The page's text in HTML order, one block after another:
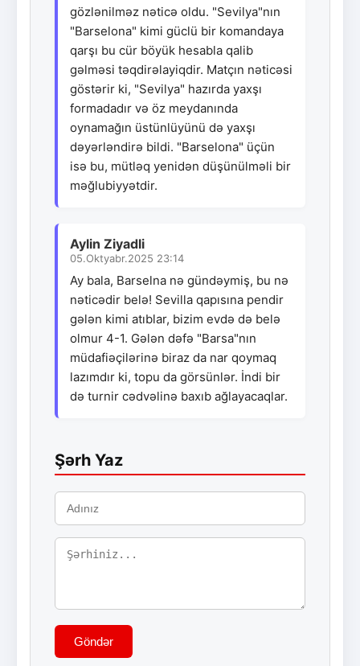
gözlənilməz nəticə oldu. "Sevilya"nın
"Barselona" kimi güclü bir komandaya
qarşı bu cür böyük hesabla qalib
gəlməsi təqdirəlayiqdir. Matçın nəticəsi
göstərir ki, "Sevilya" hazırda yaxşı
formadadır və öz meydanında
oynamağın üstünlüyünü də yaxşı
dəyərləndirə bildi. "Barselona" üçün
isə bu, mütləq yenidən düşünülməli bir
məğlubiyyətdir.
Aylin Ziyadli
05.Oktyabr.2025 23:14
Ay bala, Barselna nə gündəymiş, bu nə
nəticədir belə! Sevilla qapısına pendir
gələn kimi atıblar, bizim evdə də belə
olmur 4-1. Gələn dəfə "Barsa"nın
müdafiəçilərinə biraz da nar qoymaq
lazımdır ki, topu da görsünlər. İndi bir
də turnir cədvəlinə baxıb ağlayacaqlar.
Şərh Yaz
Göndər